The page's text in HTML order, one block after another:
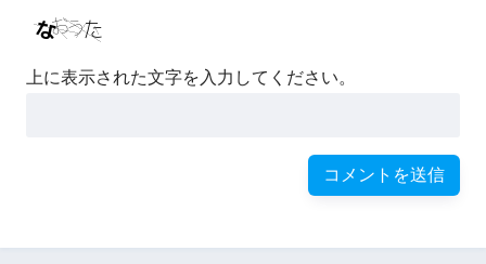
上に表示された文字を入力してください。